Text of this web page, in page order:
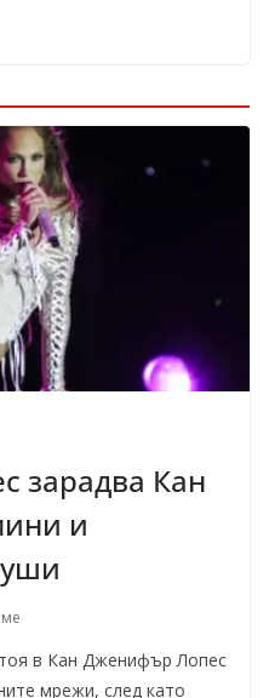
зарадва Кан
и
в Кан Дженифър Лопес
мрежи, след като